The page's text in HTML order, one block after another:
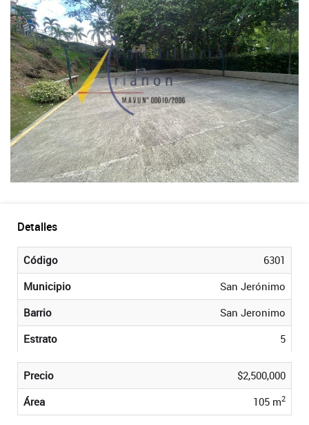
Detalles
Código
6301
Municipio
San Jerónimo
Barrio
San Jeronimo
Estrato
5
Precio
$2,500,000
Área
105 m2